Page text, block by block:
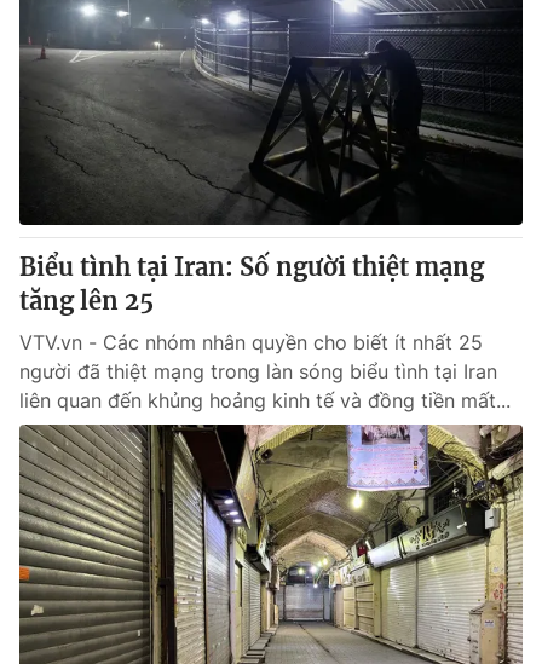
® Cấm sao chép dưới mọi hình thức nếu không có sự chấp
thuận bằng văn bản. Ghi rõ nguồn VTV.vn khi phát hành lại
thông tin từ website này.
Biểu tình tại Iran: Số người thiệt mạng
tăng lên 25
VTV.vn - Các nhóm nhân quyền cho biết ít nhất 25
người đã thiệt mạng trong làn sóng biểu tình tại Iran
liên quan đến khủng hoảng kinh tế và đồng tiền mất...